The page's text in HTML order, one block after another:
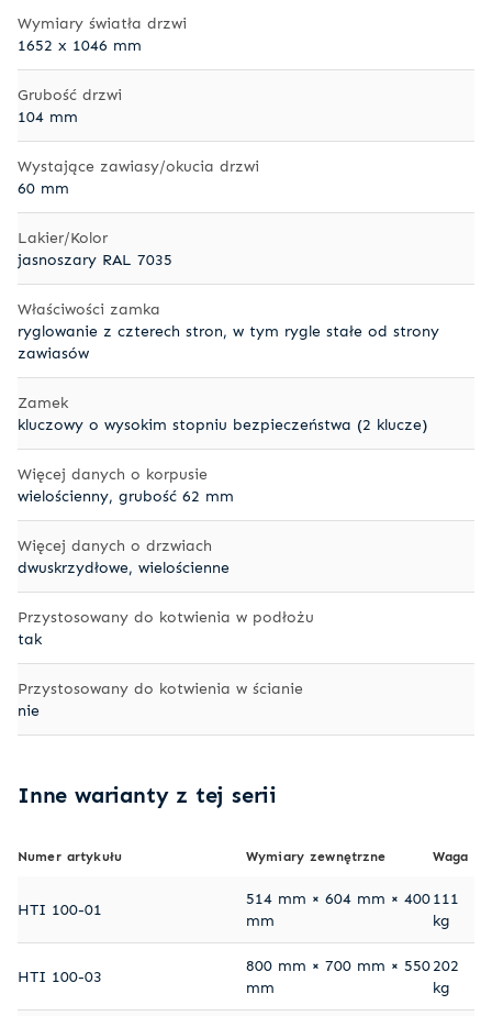
Wymiary światła drzwi
1652 x 1046 mm
Grubość drzwi
104 mm
Wystające zawiasy/okucia drzwi
60 mm
Lakier/Kolor
jasnoszary RAL 7035
Właściwości zamka
ryglowanie z czterech stron, w tym rygle stałe od strony
zawiasów
Zamek
kluczowy o wysokim stopniu bezpieczeństwa (2 klucze)
Więcej danych o korpusie
wielościenny, grubość 62 mm
Więcej danych o drzwiach
dwuskrzydłowe, wielościenne
Przystosowany do kotwienia w podłożu
tak
Przystosowany do kotwienia w ścianie
nie
Inne warianty z tej serii
Numer artykułu Wymiary zewnętrzne Waga
HTI 100-01
514 mm × 604 mm × 400
mm
111
kg
HTI 100-03
800 mm × 700 mm × 550
mm
202
kg